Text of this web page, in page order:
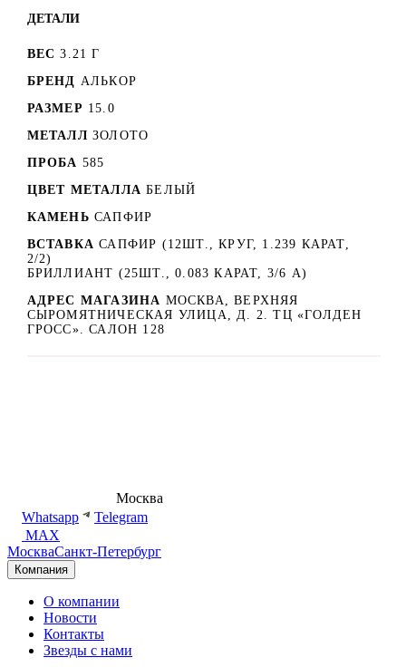
ДЕТАЛИ
ВЕС 3.21 Г
БРЕНД АЛЬКОР
РАЗМЕР 15.0
МЕТАЛЛ ЗОЛОТО
ПРОБА 585
ЦВЕТ МЕТАЛЛА БЕЛЫЙ
КАМЕНЬ САПФИР
ВСТАВКА САПФИР (12ШТ., КРУГ, 1.239 КАРАТ,
2/2)
БРИЛЛИАНТ (25ШТ., 0.083 КАРАТ, 3/6 А)
АДРЕС МАГАЗИНА МОСКВА, ВЕРХНЯЯ
СЫРОМЯТНИЧЕСКАЯ УЛИЦА, Д. 2. ТЦ «ГОЛДЕН
ГРОСС». САЛОН 128
Москва
Whatsapp
Telegram
MAX
МоскваСанкт-Петербург
Компания
О компании
Новости
Контакты
Звезды с нами